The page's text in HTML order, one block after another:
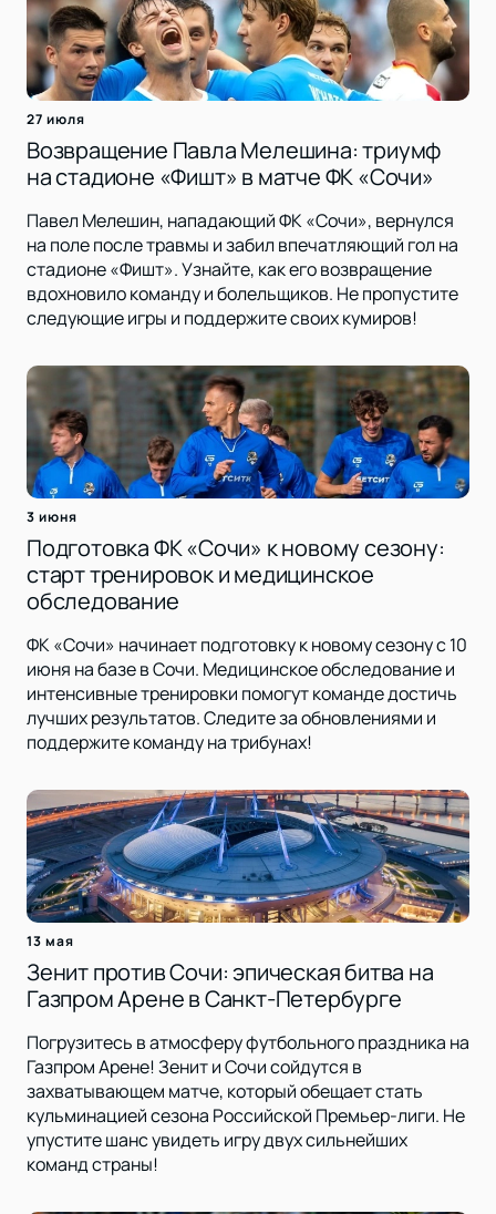
27 июля
Возвращение Павла Мелешина: триумф
на стадионе «Фишт» в матче ФК «Сочи»
Павел Мелешин, нападающий ФК «Сочи», вернулся
на поле после травмы и забил впечатляющий гол на
стадионе «Фишт». Узнайте, как его возвращение
вдохновило команду и болельщиков. Не пропустите
следующие игры и поддержите своих кумиров!
3 июня
Подготовка ФК «Сочи» к новому сезону:
старт тренировок и медицинское
обследование
ФК «Сочи» начинает подготовку к новому сезону с 10
июня на базе в Сочи. Медицинское обследование и
интенсивные тренировки помогут команде достичь
лучших результатов. Следите за обновлениями и
поддержите команду на трибунах!
13 мая
Зенит против Сочи: эпическая битва на
Газпром Арене в Санкт-Петербурге
Погрузитесь в атмосферу футбольного праздника на
Газпром Арене! Зенит и Сочи сойдутся в
захватывающем матче, который обещает стать
кульминацией сезона Российской Премьер-лиги. Не
упустите шанс увидеть игру двух сильнейших
команд страны!